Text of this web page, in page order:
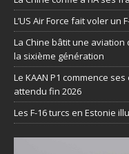
L’US Air Force fait voler un
La Chine bâtit une
la sixième génération
Le KAAN P1 commence
attendu fin 2026
Les F-16 turcs en Estonie